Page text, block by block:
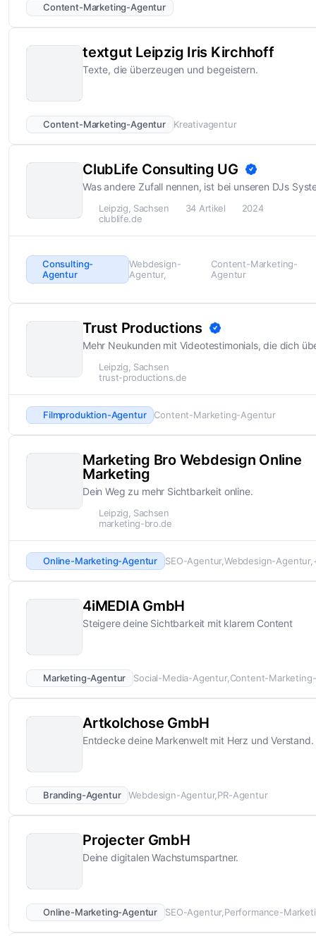
Content-Marketing-Agentur
textgut Leipzig Iris Kirchhoff
Texte, die überzeugen und begeistern.
Content-Marketing-Agentur Kreativagentur
ClubLife Consulting UG
Was andere Zufall nennen, ist bei unseren DJs
Leipzig, Sachsen 34 Artikel
2024
clublife.de
Consulting-
Agentur
Webdesign-
Agentur
Content-Marketing-
Agentur
Trust Productions
Mehr Neukunden mit Videotestimonials, die dich
Leipzig, Sachsen
trust-productions.de
Filmproduktion-Agentur Content-Marketing-Agentur
Marketing Bro Webdesign Online
Marketing
Dein Weg zu mehr Sichtbarkeit online.
Leipzig, Sachsen
marketing-bro.de
Online-Marketing-Agentur SEO-Agentur Webdesign-Agentur
4iMEDIA GmbH
Steigere deine Sichtbarkeit mit klarem Content
Marketing-Agentur Social-Media-Agentur Content-
Artkolchose GmbH
Entdecke deine Markenwelt mit Herz und Verstand.
Branding-Agentur Webdesign-Agentur PR-Agentur
Projecter GmbH
Deine digitalen Wachstumspartner.
Online-Marketing-Agentur SEO-Agentur Performance-